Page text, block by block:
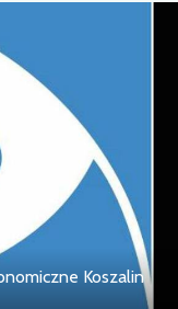
Koszalin